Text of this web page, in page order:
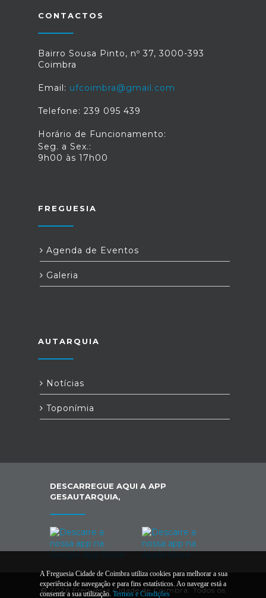
CONTACTOS
Bairro Sousa Pinto, nº 37, 3000-393
Coimbra
Email: ufcoimbra@gmail.com
Telefone: 239 095 439
Horário de Funcionamento:
Seg. a Sex.:
9h00 às 17h00
FREGUESIA
Agenda de Eventos
Galeria
AUTARQUIA
Notícias
Toponímia
DESCARREGUE AQUI A APP
GESAUTARQUIA,
© 2026 Freguesia Cidade de Coimbra. Todos os
A Freguesia Cidade de Coimbra utiliza cookies para melhorar a sua
experiência de navegação e para fins estatísticos. Ao navegar está a
consentir a sua utilização. Termos e Condições